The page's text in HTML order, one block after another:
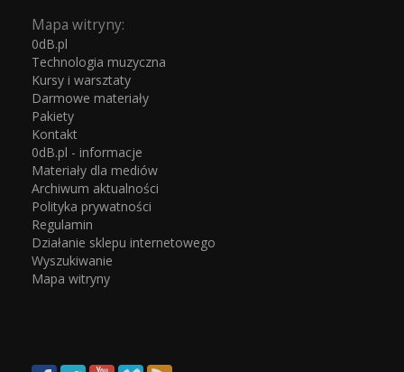
Mapa witryny:
0dB.pl
Technologia muzyczna
Kursy i warsztaty
Darmowe materiały
Pakiety
Kontakt
0dB.pl - informacje
Materiały dla mediów
Archiwum aktualności
Polityka prywatności
Regulamin
Działanie sklepu internetowego
Wyszukiwanie
Mapa witryny